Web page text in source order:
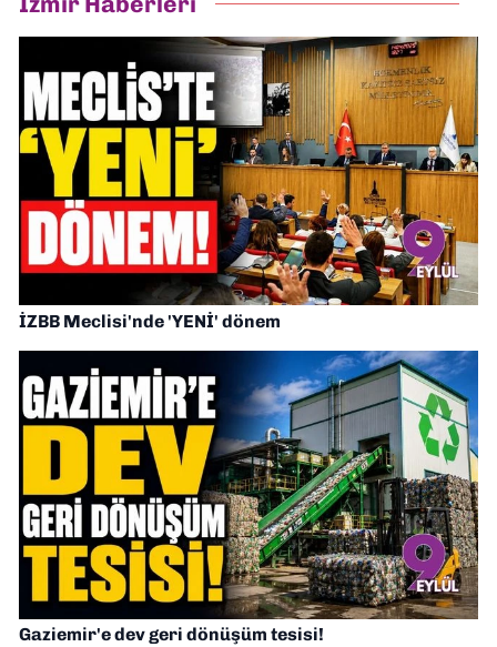
İZBB Meclisi'nde 'YENİ' dönem
Gaziemir'e dev geri dönüşüm tesisi!